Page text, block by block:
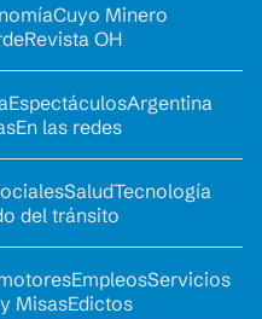
Cuyo Minero
Revista OH
EspectáculosArgentina
En las redes
SaludTecnología
del tránsito
EmpleosServicios
MisasEdictos